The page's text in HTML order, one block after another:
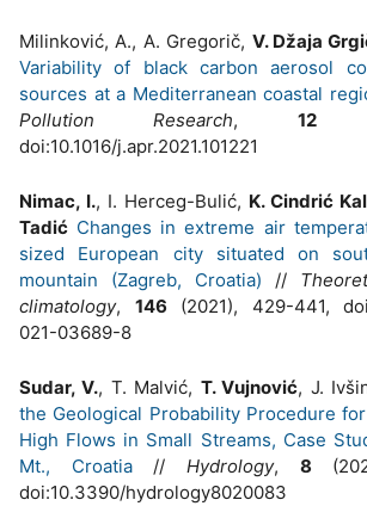
Milinković, A., A. Gregorič, V. Džaja
Variability of black carbon aerosol
sources at a Mediterranean coastal
Pollution Research, 12
doi:10.1016/j.apr.2021.101221
Nimac, I., I. Herceg-Bulić, K. Cindrić
Tadić Changes in extreme air
sized European city situated on
mountain (Zagreb, Croatia) //
climatology, 146 (2021), 429-441,
021-03689-8
Sudar, V., T. Malvić, T. Vujnović, J.
the Geological Probability Procedure
High Flows in Small Streams, Case
Mt., Croatia// Hydrology, 8
doi:10.3390/hydrology8020083